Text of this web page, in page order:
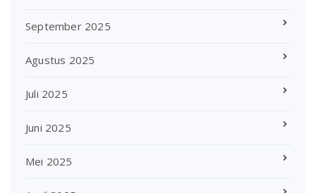
September 2025
Agustus 2025
Juli 2025
Juni 2025
Mei 2025